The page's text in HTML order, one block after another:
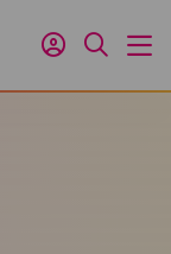
Inloggen
Zoeken